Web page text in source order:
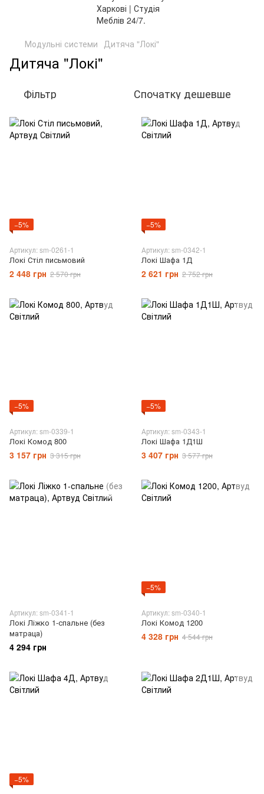
Модульні системи Дитяча "Локі"
Дитяча "Локі"
Фільтр Спочатку дешевше
−5%
Артикул: sm-0261-1
Локі Стіл письмовий
2 448 грн 2 570 грн
−5%
Артикул: sm-0342-1
Локі Шафа 1Д
2 621 грн 2 752 грн
−5%
Артикул: sm-0339-1
Локі Комод 800
3 157 грн 3 315 грн
−5%
Артикул: sm-0343-1
Локі Шафа 1Д1Ш
3 407 грн 3 577 грн
Артикул: sm-0341-1
Локі Ліжко 1-спальне (без
матраца)
4 294 грн
−5%
Артикул: sm-0340-1
Локі Комод 1200
4 328 грн 4 544 грн
−5%